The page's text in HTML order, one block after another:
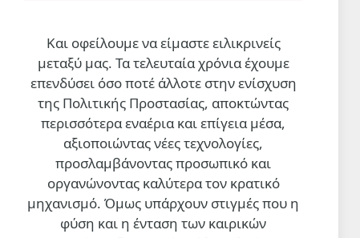
Και οφείλουμε να είμαστε ειλικρινείς
μεταξύ μας. Τα τελευταία χρόνια έχουμε
επενδύσει όσο ποτέ άλλοτε στην ενίσχυση
της Πολιτικής Προστασίας, αποκτώντας
περισσότερα εναέρια και επίγεια μέσα,
αξιοποιώντας νέες τεχνολογίες,
προσλαμβάνοντας προσωπικό και
οργανώνοντας καλύτερα τον κρατικό
μηχανισμό. Όμως υπάρχουν στιγμές που η
φύση και η ένταση των καιρικών